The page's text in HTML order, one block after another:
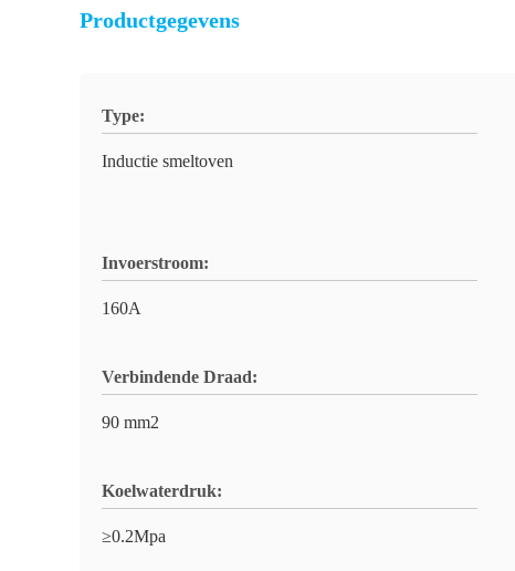
Productgegevens
Type:
Inductie smeltoven
Invoerstroom:
160A
Verbindende Draad:
90 mm2
Koelwaterdruk:
≥0.2Mpa